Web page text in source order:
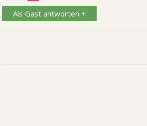
Als Gast antworten +